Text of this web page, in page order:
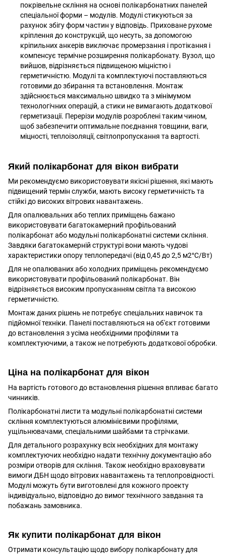
покрівельне скління на основі полікарбонатних панелей
спеціальної форми – модулів. Модулі стикуються за
рахунок збігу форм частин у відповідь. Приховане рухоме
кріплення до конструкцій, що несуть, за допомогою
кріпильних анкерів виключає промерзання і протікання і
компенсує термічне розширення полікарбонату. Вузол, що
вийшов, відрізняється підвищеною міцністю і
герметичністю. Модулі та комплектуючі поставляються
готовими до збирання та встановлення. Монтаж
здійснюється максимально швидко та з мінімумом
технологічних операцій, а стики не вимагають додаткової
герметизації. Перерізи модулів розроблені таким чином,
щоб забезпечити оптимальне поєднання товщини, ваги,
міцності, теплоізоляції, світлопропускання та вартості.
Який полікарбонат для вікон вибрати
Ми рекомендуємо використовувати якісні рішення, які мають
підвищений термін служби, мають високу герметичність та
стійкі до високих вітрових навантажень.
Для опалювальних або теплих приміщень бажано
використовувати багатокамерний профільований
полікарбонат або модульні полікарбонатні системи скління.
Завдяки багатокамерній структурі вони мають чудові
характеристики опору теплопередачі (від 0,45 до 2,5 м2°С/Вт)
Для не опалюваних або холодних приміщень рекомендуємо
використовувати профільований полікарбонат. Він
відрізняється високим пропусканням світла та високою
герметичністю.
Монтаж даних рішень не потребує спеціальних навичок та
підйомної техніки. Панелі поставляються на об'єкт готовими
до встановлення з усіма необхідними профілями та
комплектуючими, а також не потребують додаткової обробки.
Ціна на полікарбонат для вікон
На вартість готового до встановлення рішення впливає багато
чинників.
Полікарбонатні листи та модульні полікарбонатні системи
скління комплектуються алюмінієвими профілями,
ущільнювачами, спеціальними шайбами ​​та стрічками.
Для детального розрахунку всіх необхідних для монтажу
комплектуючих необхідно надати технічну документацію або
розміри отворів для скління. Також необхідно враховувати
вимоги ДБН щодо вітрових навантажень та теплопровідності.
Модулі можуть бути виготовлені для кожного проекту
індивідуально, відповідно до вимог технічного завдання та
побажань замовника.
Як купити полікарбонат для вікон
Отримати консультацію щодо вибору полікарбонату для